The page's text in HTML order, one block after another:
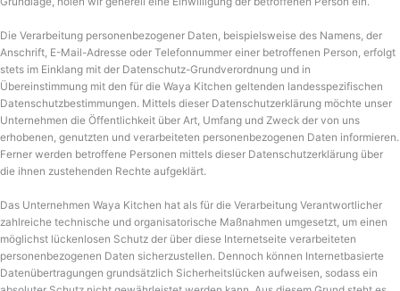
Die Verarbeitung personenbezogener Daten, beispielsweise des Namens, der
Anschrift, E-Mail-Adresse oder Telefonnummer einer betroffenen Person, erfolgt
stets im Einklang mit der Datenschutz-Grundverordnung und in
Übereinstimmung mit den für die Waya Kitchen geltenden landesspezifischen
Datenschutzbestimmungen. Mittels dieser Datenschutzerklärung möchte unser
Unternehmen die Öffentlichkeit über Art, Umfang und Zweck der von uns
erhobenen, genutzten und verarbeiteten personenbezogenen Daten informieren.
Ferner werden betroffene Personen mittels dieser Datenschutzerklärung über
die ihnen zustehenden Rechte aufgeklärt.
Das Unternehmen Waya Kitchen hat als für die Verarbeitung Verantwortlicher
zahlreiche technische und organisatorische Maßnahmen umgesetzt, um einen
möglichst lückenlosen Schutz der über diese Internetseite verarbeiteten
personenbezogenen Daten sicherzustellen. Dennoch können Internetbasierte
Datenübertragungen grundsätzlich Sicherheitslücken aufweisen, sodass ein